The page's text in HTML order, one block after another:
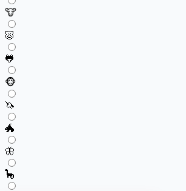
🐮
🐷
🐸
🐵
🦄
🐲
🦋
🦕